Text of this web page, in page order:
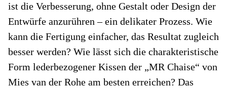
ist die Verbesserung, ohne Gestalt oder Design der
Entwürfe anzurühren – ein delikater Prozess. Wie
kann die Fertigung einfacher, das Resultat zugleich
besser werden? Wie lässt sich die charakteristische
Form lederbezogener Kissen der „MR Chaise“ von
Mies van der Rohe am besten erreichen? Das